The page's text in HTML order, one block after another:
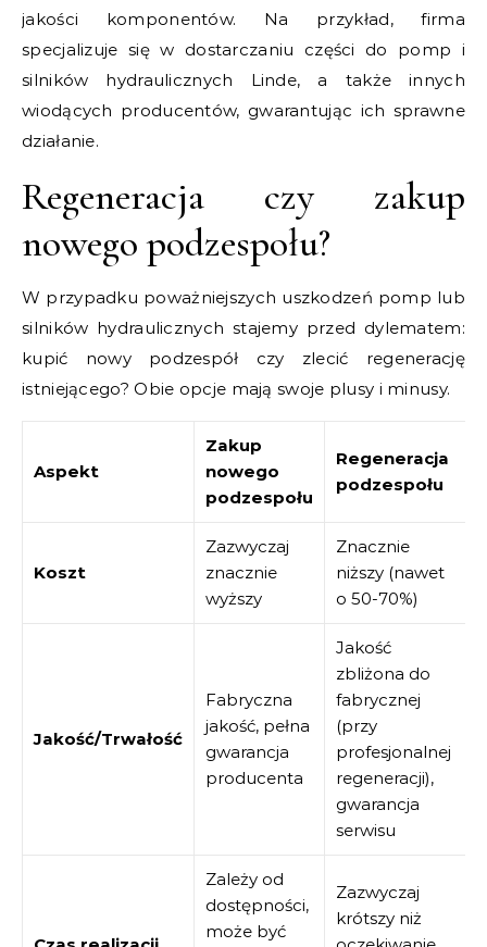
jakości komponentów. Na przykład, firma
specjalizuje się w dostarczaniu części do pomp i
silników hydraulicznych Linde, a także innych
wiodących producentów, gwarantując ich sprawne
działanie.
Regeneracja czy zakup
nowego podzespołu?
W przypadku poważniejszych uszkodzeń pomp lub
silników hydraulicznych stajemy przed dylematem:
kupić nowy podzespół czy zlecić regenerację
istniejącego? Obie opcje mają swoje plusy i minusy.
Aspekt
Zakup
nowego
podzespołu
Regeneracja
podzespołu
Koszt
Zazwyczaj
znacznie
wyższy
Znacznie
niższy (nawet
o 50-70%)
Jakość/Trwałość
Fabryczna
jakość, pełna
gwarancja
producenta
Jakość
zbliżona do
fabrycznej
(przy
profesjonalnej
regeneracji),
gwarancja
serwisu
Zależy od
dostępności,
może być
Zazwyczaj
krótszy niż